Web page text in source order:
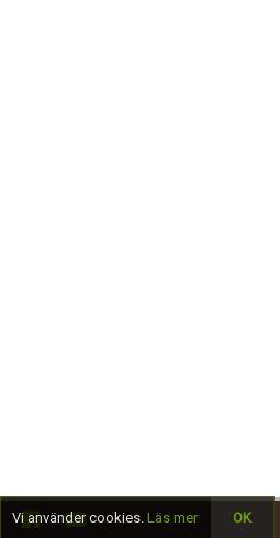
Vi använder cookies. Läs mer OK